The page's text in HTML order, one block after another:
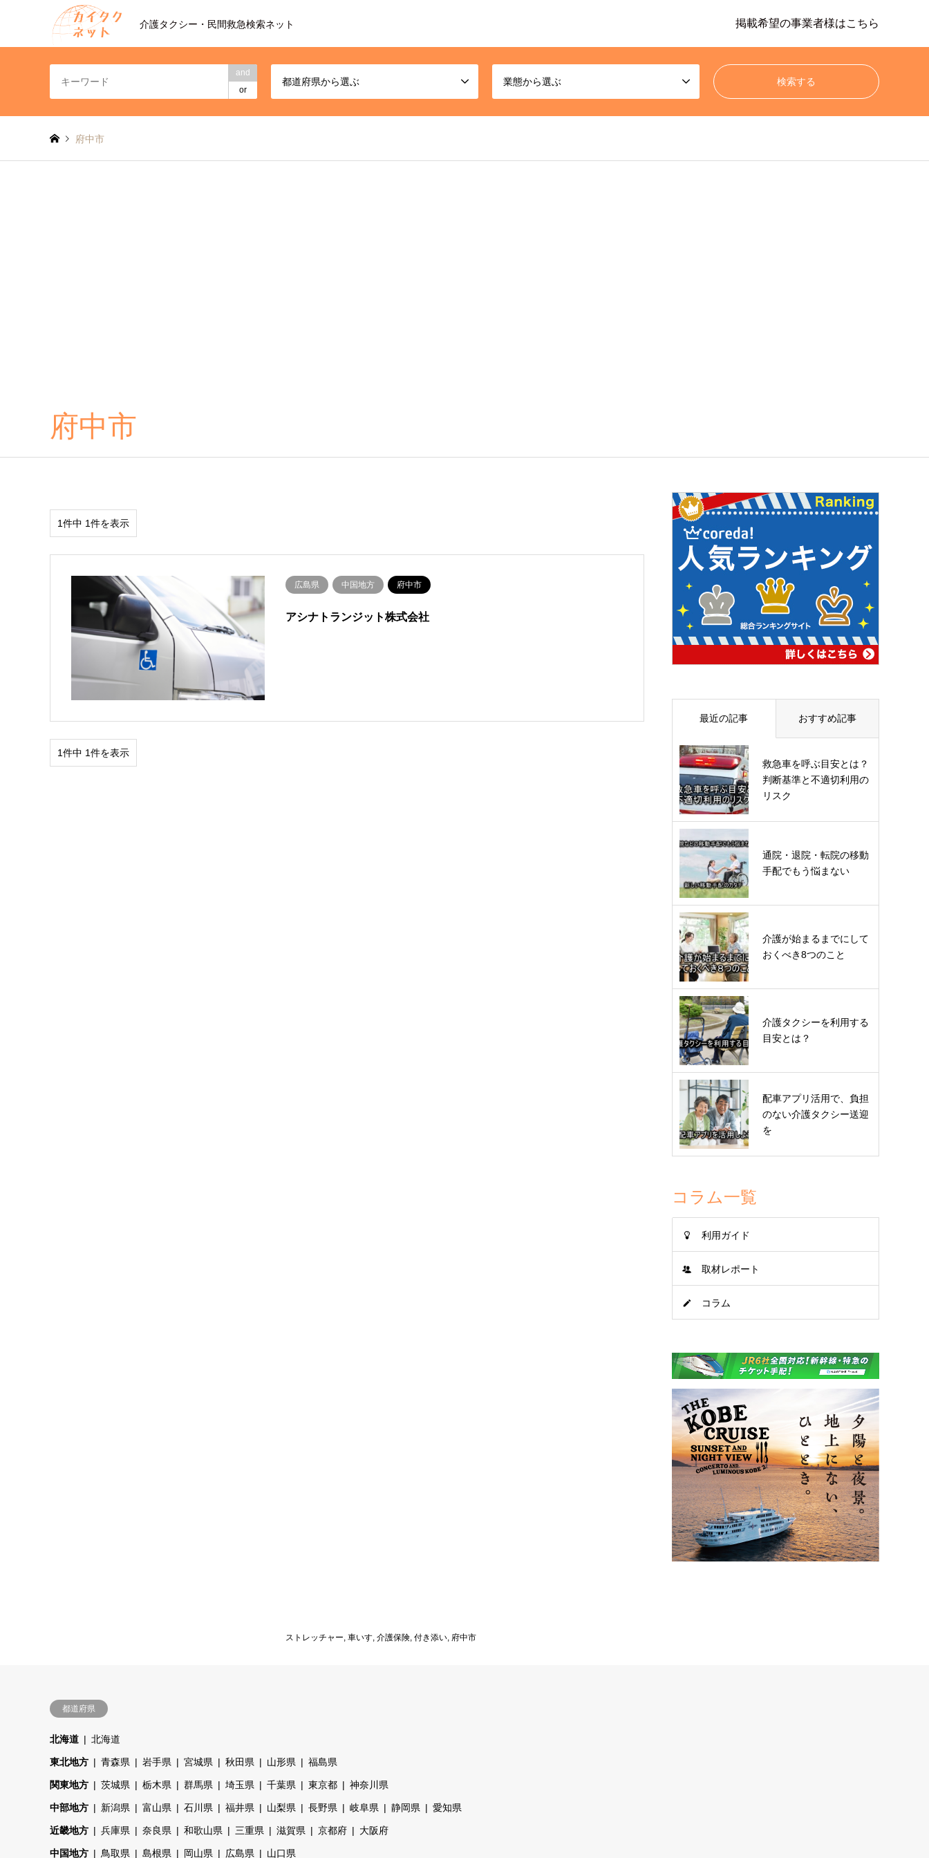
介護タクシー・民間救急検索ネット 掲載希望の事業者様はこちら
and
or
都道府県から選ぶ 業態から選ぶ
府中市
府中市
1件中 1件を表示
広島県 中国地方 府中市
アシナトランジット株式会社
ストレッチャー,車いす,介護保険,付き添い, 府中市
1件中 1件を表示
最近の記事 おすすめ記事
救急車を呼ぶ目安とは？
判断基準と不適切利用の
リスク
通院・退院・転院の移動
手配でもう悩まない
介護が始まるまでにして
おくべき8つのこと
介護タクシーを利用する
目安とは？
配車アプリ活用で、負担
のない介護タクシー送迎
を
コラム一覧
利用ガイド
取材レポート
コラム
都道府県
北海道 北海道
東北地方 青森県 岩手県 宮城県 秋田県 山形県 福島県
関東地方 茨城県 栃木県 群馬県 埼玉県 千葉県 東京都 神奈川県
中部地方 新潟県 富山県 石川県 福井県 山梨県 長野県 岐阜県 静岡県 愛知県
近畿地方 兵庫県 奈良県 和歌山県 三重県 滋賀県 京都府 大阪府
中国地方 鳥取県 島根県 岡山県 広島県 山口県